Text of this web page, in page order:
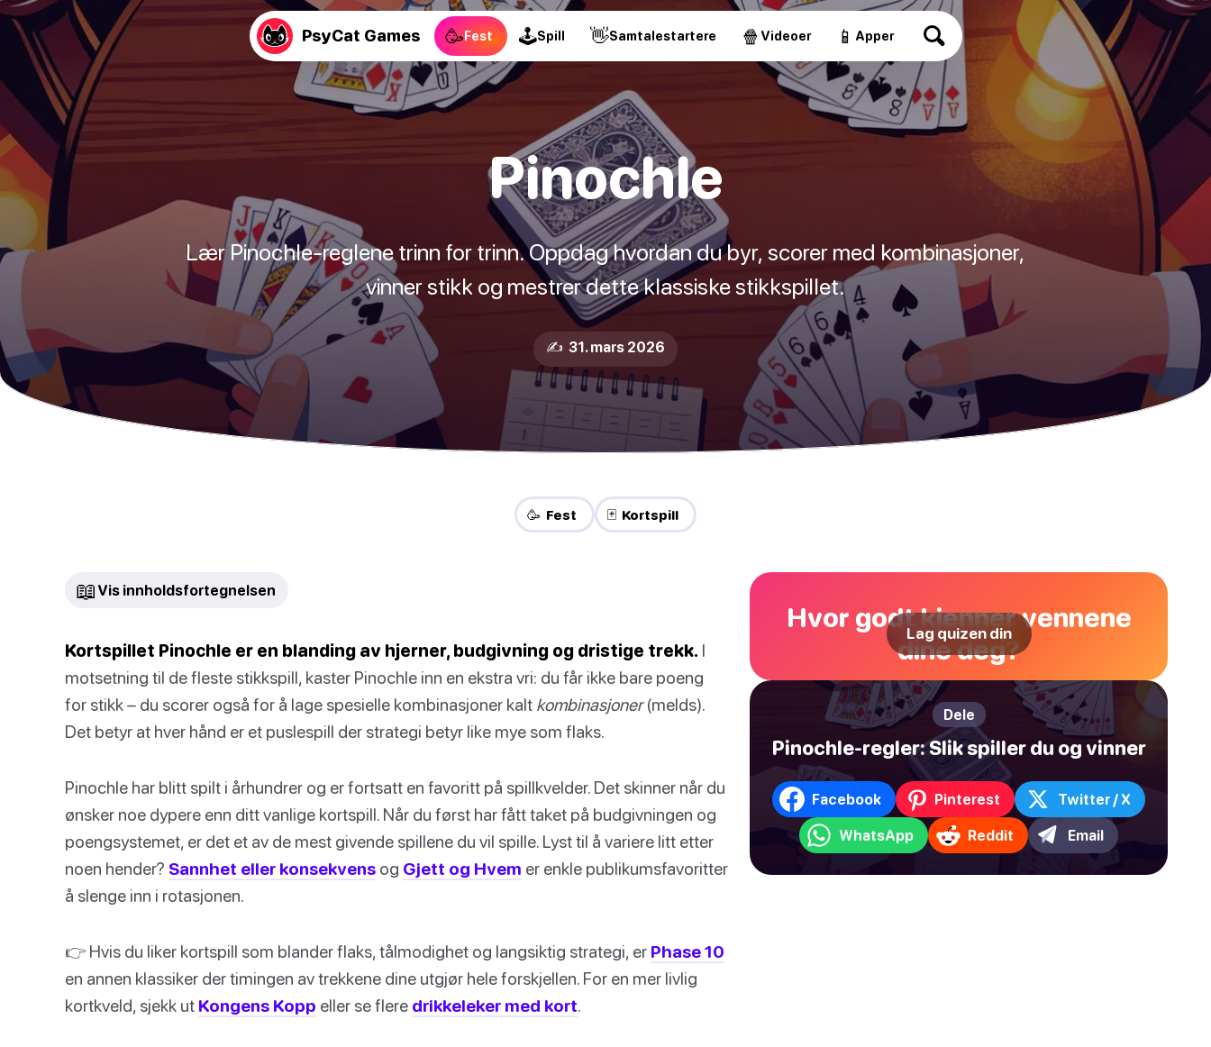
PsyCat Games 🥳Fest 🕹Spill 👋Samtalestartere 🍿 Videoer 📱 Apper
Pinochle
Lær Pinochle-reglene trinn for trinn. Oppdag hvordan du byr, scorer med kombinasjoner,
vinner stikk og mestrer dette klassiske stikkspillet.
✍️ 31. mars 2026
🥳 Fest 🃏 Kortspill
📖 Vis innholdsfortegnelsen
Kortspillet Pinochle er en blanding av hjerner, budgivning og dristige trekk. I
motsetning til de fleste stikkspill, kaster Pinochle inn en ekstra vri: du får ikke bare poeng
for stikk – du scorer også for å lage spesielle kombinasjoner kalt kombinasjoner(melds).
Det betyr at hver hånd er et puslespill der strategi betyr like mye som flaks.
Pinochle har blitt spilt i århundrer og er fortsatt en favoritt på spillkvelder. Det skinner når du
ønsker noe dypere enn ditt vanlige kortspill. Når du først har fått taket på budgivningen og
poengsystemet, er det et av de mest givende spillene du vil spille. Lyst til å variere litt etter
noen hender? Sannhet eller konsekvens og Gjett og Hvem er enkle publikumsfavoritter
å slenge inn i rotasjonen.
👉 Hvis du liker kortspill som blander flaks, tålmodighet og langsiktig strategi, er Phase 10
en annen klassiker der timingen av trekkene dine utgjør hele forskjellen. For en mer livlig
kortkveld, sjekk ut Kongens Kopp eller se flere drikkeleker med kort.
Hvor godt kjenner vennene
dine deg?
Lag quizen din
Dele
Pinochle-regler: Slik spiller du og vinner
Facebook Pinterest Twitter / X
WhatsApp Reddit Email